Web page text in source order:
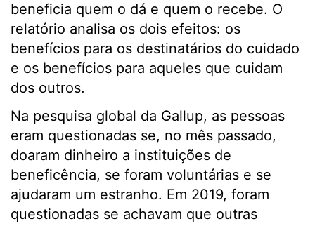
beneficia quem o dá e quem o recebe. O
relatório analisa os dois efeitos: os
benefícios para os destinatários do cuidado
e os benefícios para aqueles que cuidam
dos outros.
Na pesquisa global da Gallup, as pessoas
eram questionadas se, no mês passado,
doaram dinheiro a instituições de
beneficência, se foram voluntárias e se
ajudaram um estranho. Em 2019, foram
questionadas se achavam que outras